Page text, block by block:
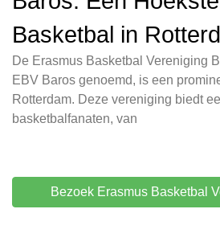
Basketbal in
De Erasmus Basketbal Vereniging
EBV Baros genoemd, is een
Rotterdam. Deze vereniging biedt
basketbalfanaten, van
Bezoek Erasmus Basketbal